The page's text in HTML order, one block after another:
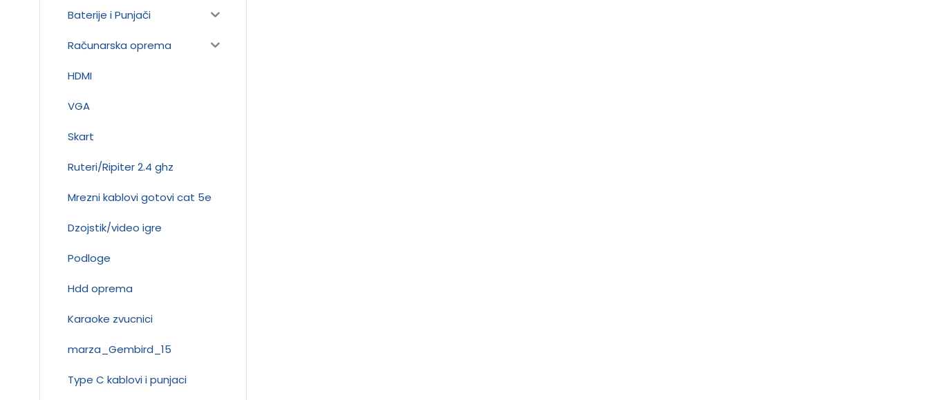
Baterije i Punjači
Računarska oprema
HDMI
VGA
Skart
Ruteri/Ripiter 2.4 ghz
Mrezni kablovi gotovi cat 5e
Dzojstik/video igre
Podloge
Hdd oprema
Karaoke zvucnici
marza_Gembird_15
Type C kablovi i punjaci